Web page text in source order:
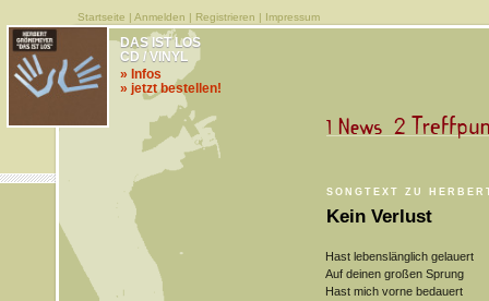
Startseite | Anmelden | Registrieren | Impressum
SONGTEXT ZU
Kein Verlust
DAS IST LOS
CD / VINYL
» Infos
» jetzt bestellen!
Hast lebenslänglich gelauert
Auf deinen großen Sprung
Hast mich vorne bedauert